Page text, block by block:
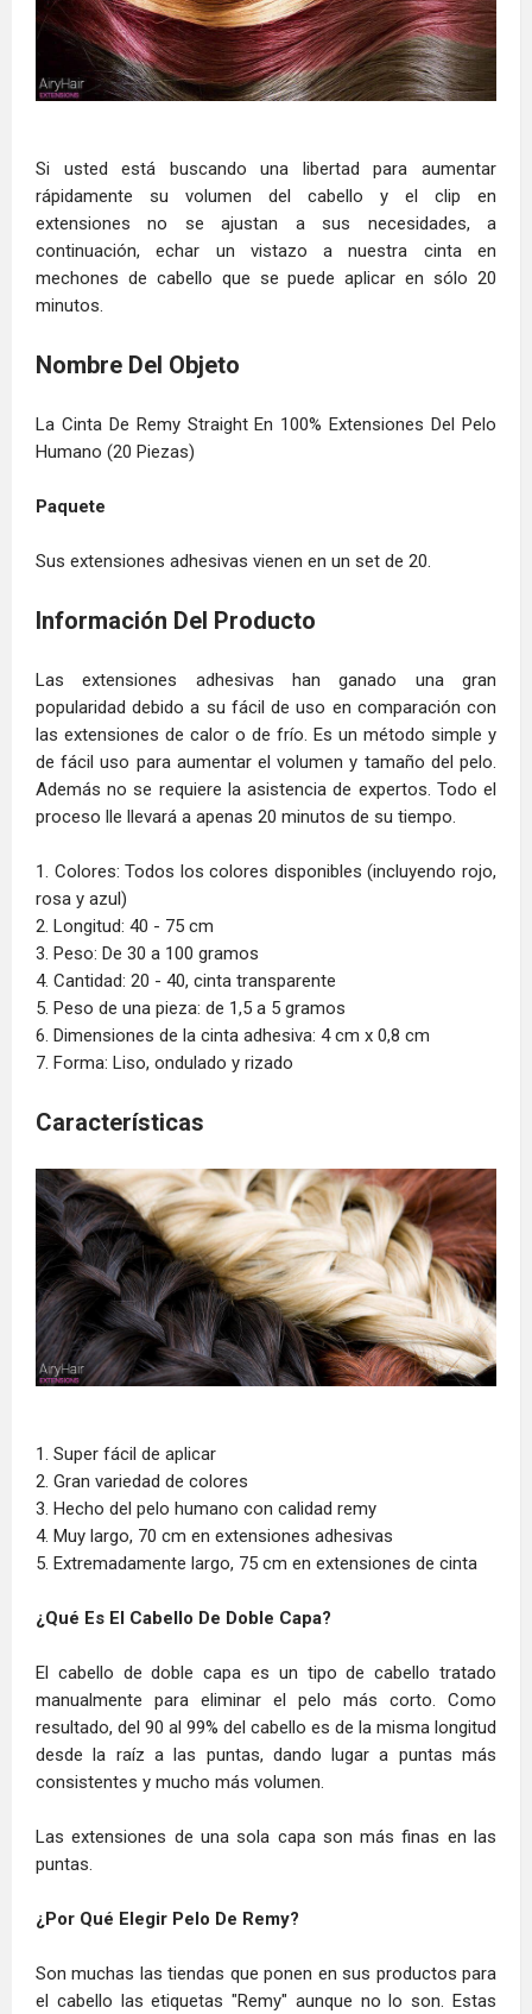
Si usted está buscando una libertad para aumentar
rápidamente su volumen del cabello y el clip en
extensiones no se ajustan a sus necesidades, a
continuación, echar un vistazo a nuestra cinta en
mechones de cabello que se puede aplicar en sólo 20
minutos.
Nombre Del Objeto
La Cinta De Remy Straight En 100% Extensiones Del Pelo
Humano (20 Piezas)
Paquete
Sus extensiones adhesivas vienen en un set de 20.
Información Del Producto
Las extensiones adhesivas han ganado una gran
popularidad debido a su fácil de uso en comparación con
las extensiones de calor o de frío. Es un método simple y
de fácil uso para aumentar el volumen y tamaño del pelo.
Además no se requiere la asistencia de expertos. Todo el
proceso lle llevará a apenas 20 minutos de su tiempo.
1. Colores: Todos los colores disponibles (incluyendo rojo,
rosa y azul)
2. Longitud: 40 - 75 cm
3. Peso: De 30 a 100 gramos
4. Cantidad: 20 - 40, cinta transparente
5. Peso de una pieza: de 1,5 a 5 gramos
6. Dimensiones de la cinta adhesiva: 4 cm x 0,8 cm
7. Forma: Liso, ondulado y rizado
Características
1. Super fácil de aplicar
2. Gran variedad de colores
3. Hecho del pelo humano con calidad remy
4. Muy largo, 70 cm en extensiones adhesivas
5. Extremadamente largo, 75 cm en extensiones de cinta
¿Qué Es El Cabello De Doble Capa?
El cabello de doble capa es un tipo de cabello tratado
manualmente para eliminar el pelo más corto. Como
resultado, del 90 al 99% del cabello es de la misma longitud
desde la raíz a las puntas, dando lugar a puntas más
consistentes y mucho más volumen.
Las extensiones de una sola capa son más finas en las
puntas.
¿Por Qué Elegir Pelo De Remy?
Son muchas las tiendas que ponen en sus productos para
el cabello las etiquetas "Remy" aunque no lo son. Estas